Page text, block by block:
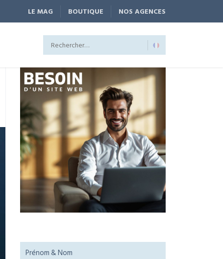
LE MAG BOUTIQUE NOS AGENCES